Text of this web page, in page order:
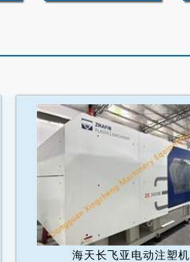
海天长飞亚电动注塑机